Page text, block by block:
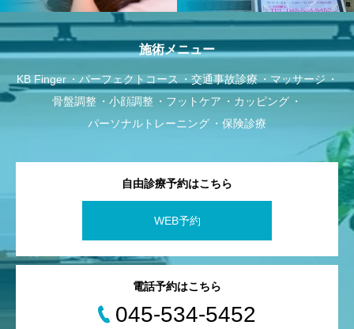
施術メニュー
KB Finger パーフェクトコース 交通事故診療
マッサージ
骨盤調整
小顔調整 フットケア
カッピング
パーソナルトレーニング
保険診療
自由診療予約はこちら
WEB予約
電話予約はこちら
045-534-5452